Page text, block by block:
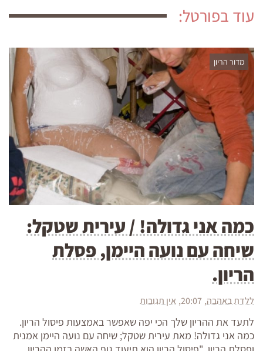
עוד בפורטל:
מדור הריון
כמה אני גדולה! / עירית שטקל:
שיחה עם נועה היימן, פסלת
הריון.
ללדת באהבה 20:07 אין תגובות
לתעד את ההריון שלך הכי יפה שאפשר באמצעות פיסול הריון.
כמה אני גדולה! מאת עירית שטקל; שיחה עם נועה היימן אמנית